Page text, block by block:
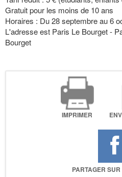
Gratuit pour les moins de 10 ans
Horaires : Du 28 septembre au 6
L'adresse est Paris Le Bourget -
Bourget
IMPRIMER
PARTAGER